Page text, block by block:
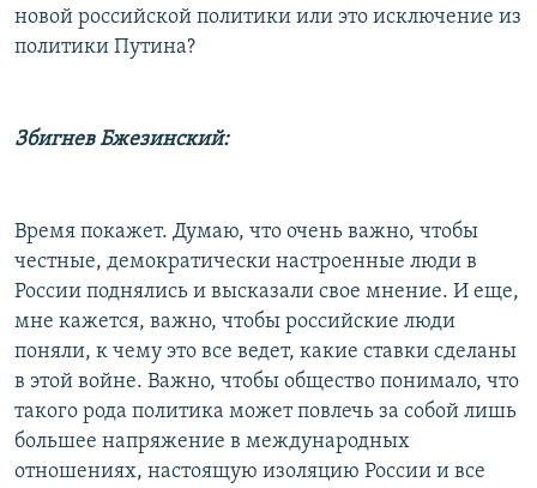
новой российской политики или это исключение из
политики Путина?
Збигнев Бжезинский:
Время покажет. Думаю, что очень важно, чтобы
честные, демократически настроенные люди в
России поднялись и высказали свое мнение. И еще,
мне кажется, важно, чтобы российские люди
поняли, к чему это все ведет, какие ставки сделаны
в этой войне. Важно, чтобы общество понимало, что
такого рода политика может повлечь за собой лишь
большее напряжение в международных
отношениях, настоящую изоляцию России и все